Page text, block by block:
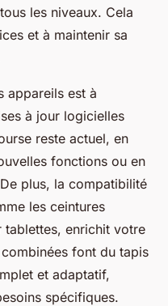
les niveaux. Cela
et à maintenir sa
appareils est à
à jour logicielles
reste actuel, en
fonctions ou en
plus, la compatibilité
les ceintures
enrichit votre
font du tapis
et adaptatif,
spécifiques.